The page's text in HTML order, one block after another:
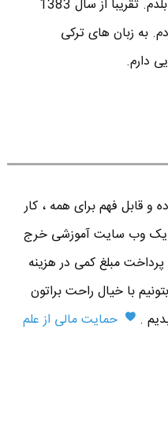
کمی هم برنامه نویسی اندروید بلدم. تقریبا از سال 1383
به زبان های ترکی
دارم.
و قابل فهم برای همه ، کار
یک وب سایت آموزشی خرج
پرداخت مبلغ کمی در هزینه
با خیال راحت براتون
.
حمایت مالی از علم